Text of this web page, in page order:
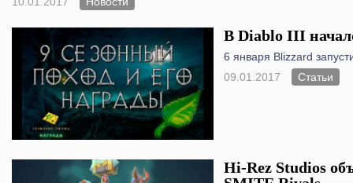
В Diablo III
6 января Blizzard
09.01.2017
Статьи
Hi-Rez Studios